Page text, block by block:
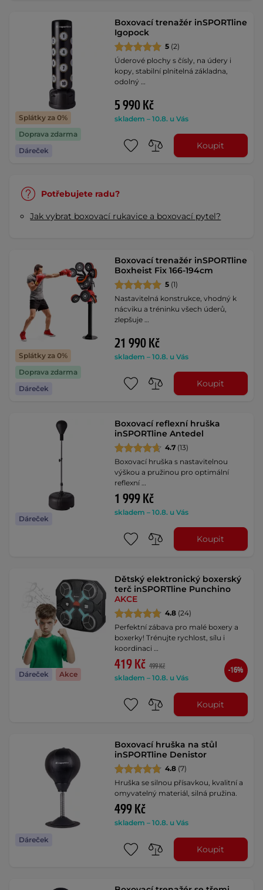
Splátky za 0%
Doprava zdarma
Dáreček
Boxovací trenažér inSPORTline
Igopock
5 (2)
Úderové plochy s čísly, na údery i
kopy, stabilní plnitelná základna,
odolný …
5 990 Kč
skladem – 10.8. u Vás
Koupit
Potřebujete radu?
Jak vybrat boxovací rukavice a boxovací pytel?
Splátky za 0%
Doprava zdarma
Dáreček
Boxovací trenažér inSPORTline
Boxheist Fix 166-194cm
5 (1)
Nastavitelná konstrukce, vhodný k
nácviku a tréninku všech úderů,
zlepšuje …
21 990 Kč
skladem – 10.8. u Vás
Koupit
Dáreček
Boxovací reflexní hruška
inSPORTline Antedel
4.7 (13)
Boxovací hruška s nastavitelnou
výškou a pružinou pro optimální
reflexní …
1 999 Kč
skladem – 10.8. u Vás
Koupit
Dáreček Akce
Dětský elektronický boxerský
terč inSPORTline Punchino
AKCE
4.8 (24)
Perfektní zábava pro malé boxery a
boxerky! Trénujte rychlost, sílu i
koordinaci …
419 Kč 499 Kč
skladem – 10.8. u Vás
-16%
Koupit
Dáreček
Boxovací hruška na stůl
inSPORTline Denistor
4.8 (7)
Hruška se silnou přísavkou, kvalitní a
omyvatelný materiál, silná pružina.
499 Kč
skladem – 10.8. u Vás
Koupit